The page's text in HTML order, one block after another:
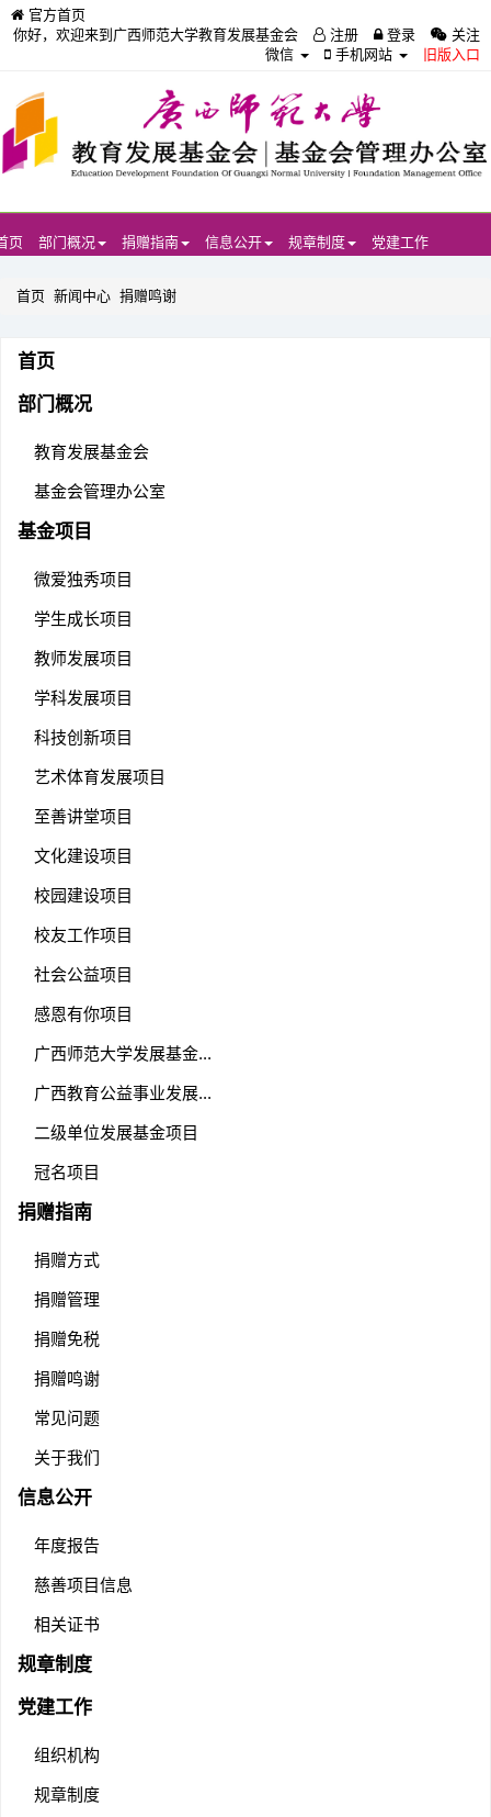
官方首页
你好，欢迎来到广西师范大学教育发展基金会
注册 登录
关注
微信
手机网站 旧版入口
页 部门概况 捐赠指南 信息公开 规章制度 党建工作
首页 新闻中心 捐赠鸣谢
首页
部门概况
教育发展基金会
基金会管理办公室
基金项目
微爱独秀项目
学生成长项目
教师发展项目
学科发展项目
科技创新项目
艺术体育发展项目
至善讲堂项目
文化建设项目
校园建设项目
校友工作项目
社会公益项目
感恩有你项目
广西师范大学发展基金...
广西教育公益事业发展...
二级单位发展基金项目
冠名项目
捐赠指南
捐赠方式
捐赠管理
捐赠免税
捐赠鸣谢
常见问题
关于我们
信息公开
年度报告
慈善项目信息
相关证书
规章制度
党建工作
组织机构
规章制度